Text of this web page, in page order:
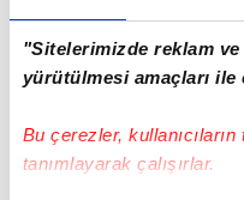
"Sitelerimizde reklam
yürütülmesi amaçları ile
Bu çerezler, kullanıcıların
tanımlayarak çalışırlar.
branşlarda hem de
olarak alması gereken
iddia gelirleri, fasolig
gerçekte içerisine
önlüyor. Bunun için bu